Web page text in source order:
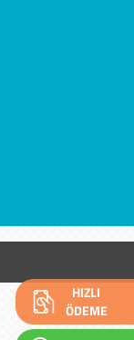
HIZLI
ÖDEME